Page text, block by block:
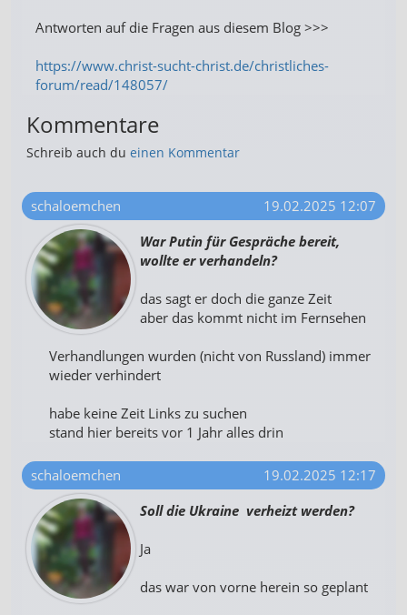
Antworten auf die Fragen aus diesem Blog >>>
https://www.christ-sucht-christ.de/christliches-
forum/read/148057/
Kommentare
Schreib auch du einen Kommentar
schaloemchen
19.02.2025 12:07
War Putin für Gespräche bereit,
wollte er verhandeln?
das sagt er doch die ganze Zeit
aber das kommt nicht im Fernsehen
Verhandlungen wurden (nicht von Russland) immer
wieder verhindert
habe keine Zeit Links zu suchen
stand hier bereits vor 1 Jahr alles drin
schaloemchen
19.02.2025 12:17
Soll die Ukraine verheizt werden?
Ja
das war von vorne herein so geplant